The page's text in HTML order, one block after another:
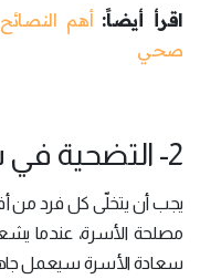
اقرأ أيضاً: أهم
صحي
2- التضحية في سبيل الأسرة:
يجب أن يتخلّى كل فرد من
مصلحة الأسرة، عندما
سعادة الأسرة سيعمل